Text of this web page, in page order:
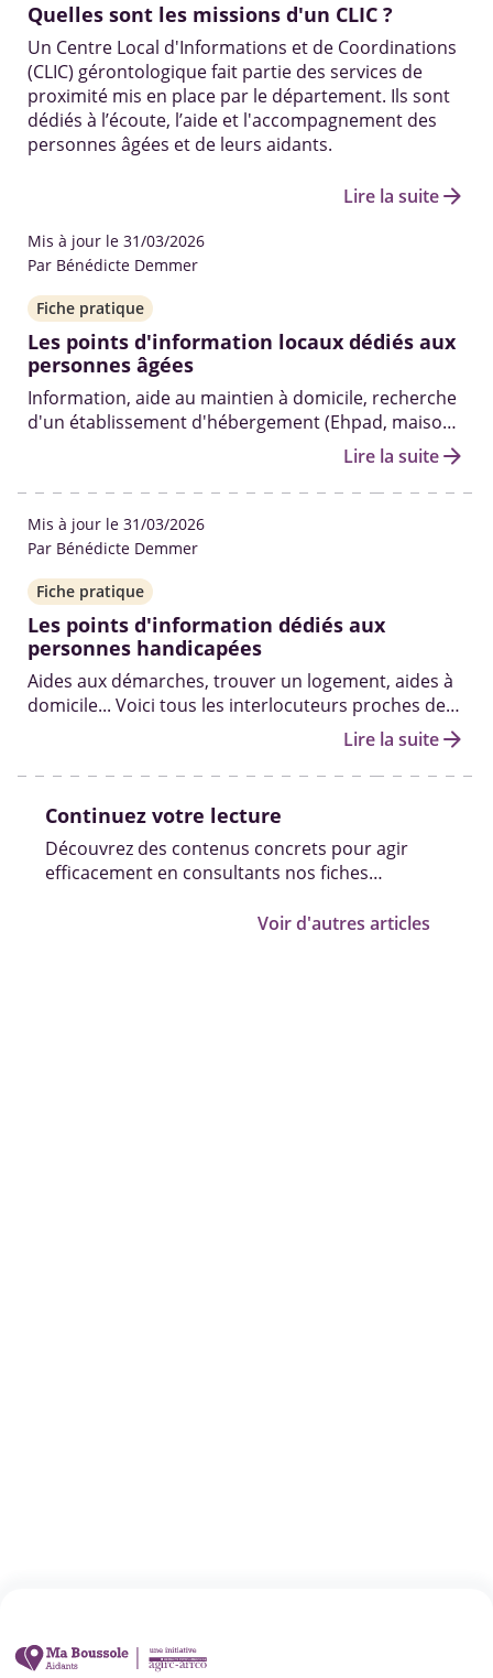
Quelles sont les missions d'un CLIC ?
Un Centre Local d'Informations et de Coordinations
(CLIC) gérontologique fait partie des services de
proximité mis en place par le département. Ils sont
dédiés à l’écoute, l’aide et l'accompagnement des
personnes âgées et de leurs aidants.
Lire la suitearrow_forward
Mis à jour le 31/03/2026
Par Bénédicte Demmer
Fiche pratique
Les points d'information locaux dédiés aux
personnes âgées
Information, aide au maintien à domicile, recherche
d'un établissement d'hébergement (Ehpad, maison
Lire la suitearrow_forward
Mis à jour le 31/03/2026
Par Bénédicte Demmer
Fiche pratique
Les points d'information dédiés aux
personnes handicapées
Aides aux démarches, trouver un logement, aides à
domicile... Voici tous les interlocuteurs proches de
chez vous capables de vous accompagner enLire la suitearrow_forward
Continuez votre lecture
Découvrez des contenus concrets pour agir
efficacement en consultants nos fiches
Voir d'autres articles